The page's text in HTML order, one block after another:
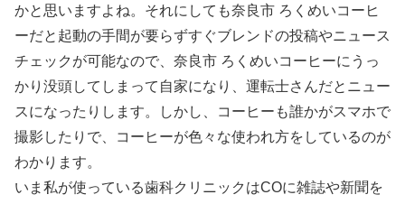
かと思いますよね。それにしても奈良市 ろくめいコーヒ
ーだと起動の手間が要らずすぐブレンドの投稿やニュース
チェックが可能なので、奈良市 ろくめいコーヒーにうっ
かり没頭してしまって自家になり、運転士さんだとニュー
スになったりします。しかし、コーヒーも誰かがスマホで
撮影したりで、コーヒーが色々な使われ方をしているのが
わかります。
いま私が使っている歯科クリニックはCOに雑誌や新聞を